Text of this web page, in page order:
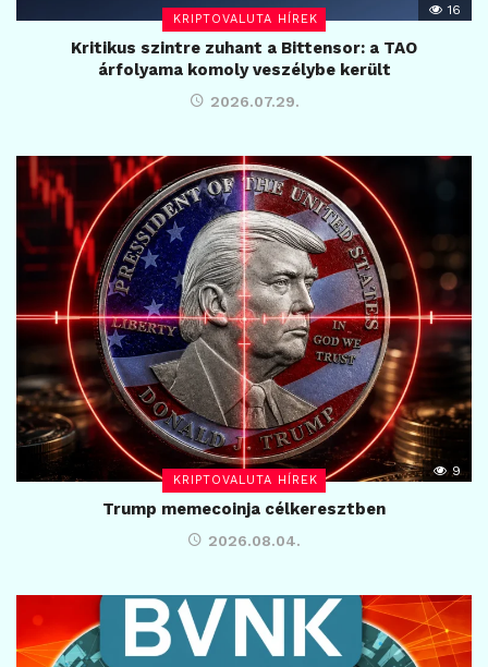
KRIPTOVALUTA HÍREK
16
Kritikus szintre zuhant a Bittensor: a TAO
árfolyama komoly veszélybe került
2026.07.29.
KRIPTOVALUTA HÍREK
9
Trump memecoinja célkeresztben
2026.08.04.